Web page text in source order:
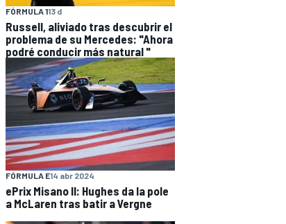
FÓRMULA 113 d
Russell, aliviado tras descubrir el
problema de su Mercedes: "Ahora
podré conducir más natural "
FÓRMULA E14 abr 2024
ePrix Misano II: Hughes da la pole
a McLaren tras batir a Vergne